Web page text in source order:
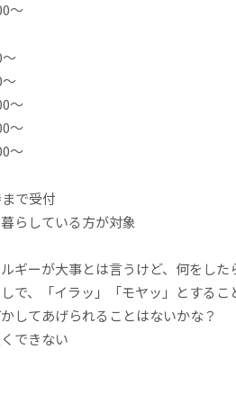
～
～
～
～
～
～
で受付
らしている方が対象
ギーが大事とは言うけど、何をし
で、「イラッ」「モヤッ」とするこ
してあげられることはないかな？
できない